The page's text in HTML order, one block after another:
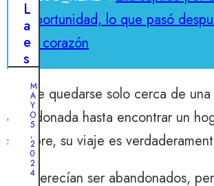
oportunidad, lo que pasó
tu corazón
Desde quedarse solo cerca de
abandonada hasta encontrar un
siempre, su viaje es
No merecían ser abandonados,
n
c
u
e
n
m
L
a
e
s
e
n
M
A
Y
O
5
,
2
0
2
4